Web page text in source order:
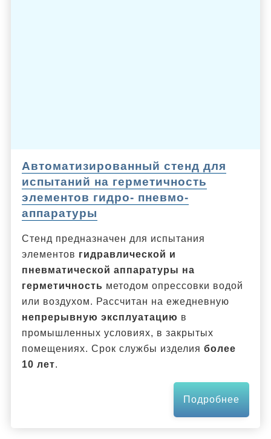
Автоматизированный стенд для
испытаний на герметичность
элементов гидро- пневмо-
аппаратуры
Cтенд предназначен для испытания
элементов гидравлической и
пневматической аппаратуры на
герметичность методом опрессовки водой
или воздухом. Рассчитан на ежедневную
непрерывную эксплуатацию в
промышленных условиях, в закрытых
помещениях. Срок службы изделия более
10 лет.
Подробнее